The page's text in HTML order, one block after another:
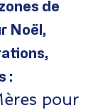
de
Noël,
:
pour